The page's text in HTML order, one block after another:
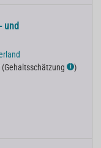
und
(Gehaltsschätzung ℹ )